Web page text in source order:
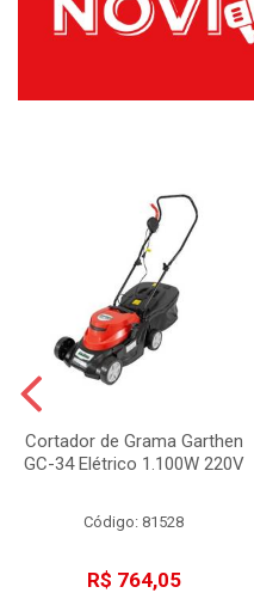
Cortador de Grama Garthen
GC-34 Elétrico 1.100W 220V
Código: 81528
R$ 764,05